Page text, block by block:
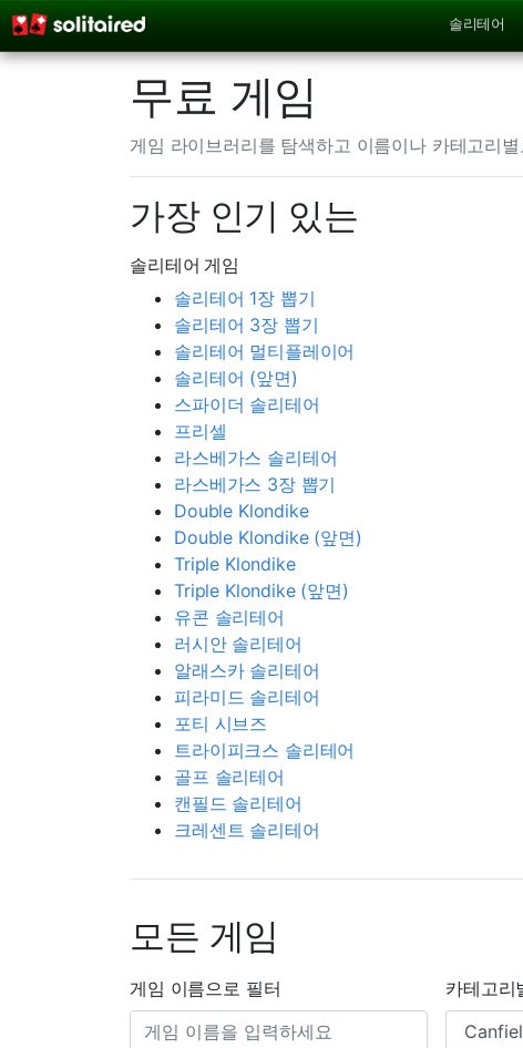
솔리테어
무료 게임
게임 라이브러리를 탐색하고 이름이나 카테고리
가장 인기 있는
솔리테어 게임
솔리테어 1장 뽑기
솔리테어 3장 뽑기
솔리테어 멀티플레이어
솔리테어 (앞면)
스파이더 솔리테어
프리셀
라스베가스 솔리테어
라스베가스 3장 뽑기
Double Klondike
Double Klondike (앞면)
Triple Klondike
Triple Klondike (앞면)
유콘 솔리테어
러시안 솔리테어
알래스카 솔리테어
피라미드 솔리테어
포티 시브즈
트라이피크스 솔리테어
골프 솔리테어
캔필드 솔리테어
크레센트 솔리테어
모든 게임
게임 이름으로 필터 카테고리